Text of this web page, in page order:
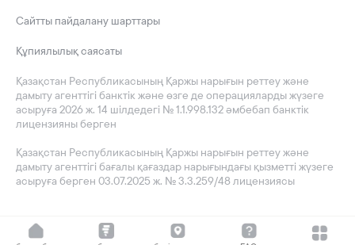
Қазақстан Республикасының Қаржы нарығын реттеу және
дамыту агенттігі банктік және өзге де операцияларды жүзеге
асыруға 2026 ж. 14 шілдедегі № 1.1.998.132 әмбебап банктік
лицензияны берген
Қазақстан Республикасының Қаржы нарығын реттеу және
дамыту агенттігі бағалы қағаздар нарығындағы қызметті жүзеге
асыруға берген 03.07.2025 ж. № 3.3.259/48 лицензиясы
Сайтты пайдалану шарттары
Құпиялылық саясаты